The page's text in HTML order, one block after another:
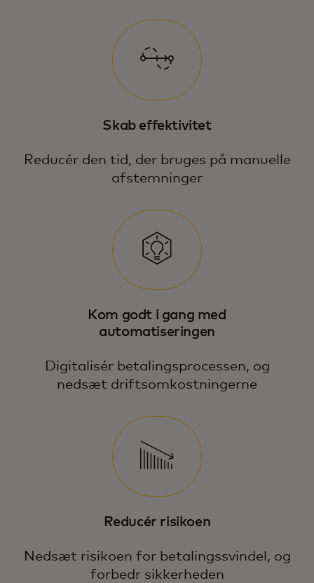
Skab effektivitet
Reducér den tid, der bruges på manuelle
afstemninger
Kom godt i gang med
automatiseringen
Digitalisér betalingsprocessen, og
nedsæt driftsomkostningerne
Reducér risikoen
Nedsæt risikoen for betalingssvindel, og
forbedr sikkerheden